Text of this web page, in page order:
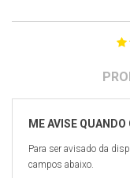
Para ser avisado da
campos abaixo.